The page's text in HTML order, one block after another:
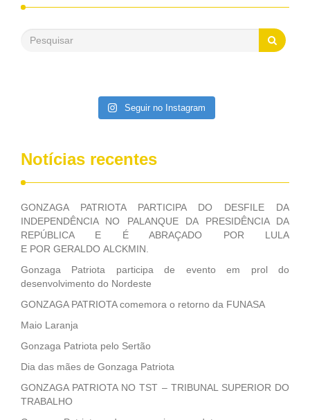
reais, com suas maravilhosas ações, dentre alas, mais de
saneamento básico, em pequenas comunidades rurais.
Patriota disse ainda que, mesmo sem mandato,
Seguir no Instagram
Notícias recentes
GONZAGA PATRIOTA PARTICIPA DO DESFILE DA
INDEPENDÊNCIA NO PALANQUE DA PRESIDÊNCIA DA
REPÚBLICA E É ABRAÇADO POR LULA
E POR GERALDO ALCKMIN.
Gonzaga Patriota participa de evento em prol do
desenvolvimento do Nordeste
GONZAGA PATRIOTA comemora o retorno da FUNASA
Maio Laranja
Gonzaga Patriota pelo Sertão
Dia das mães de Gonzaga Patriota
GONZAGA PATRIOTA NO TST – TRIBUNAL SUPERIOR DO
TRABALHO